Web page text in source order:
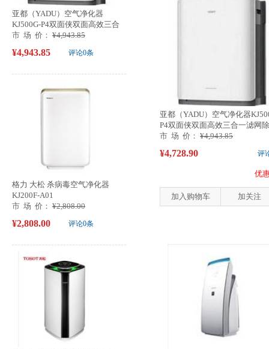
亚都（YADU）空气净化器
KJ500G-P4双面侠双面高效三合
一滤网除...
市 场 价： ¥4,943.85
评论0条
¥4,943.85
格力 大松 杀病毒空气净化器
KJ200F-A01
市 场 价： ¥2,808.00
评论0条
¥2,808.00
亚都（YADU）空气净化器
P4双面侠双面高效三合一滤网
市 场 价： ¥4,943.85
评
¥4,728.90
优
加入购物车 加关注